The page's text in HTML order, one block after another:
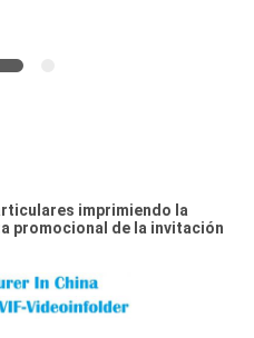
imprimiendo la
promocional de la invitación